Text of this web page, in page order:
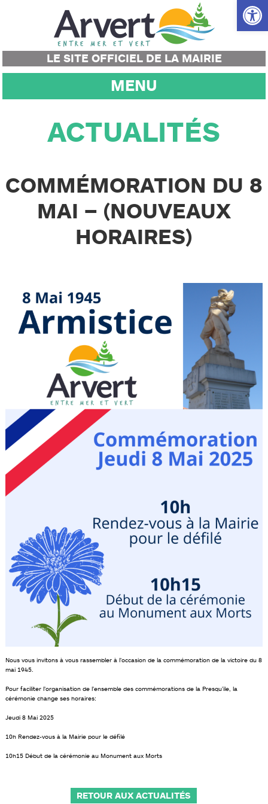
Ouvrir
LE SITE OFFICIEL DE LA MAIRIE
MENU
ACTUALITÉS
COMMÉMORATION DU 8
MAI – (NOUVEAUX
HORAIRES)
Nous vous invitons à vous rassembler à l’occasion de la commémoration de la victoire du 8
mai 1945.
Pour faciliter l’organisation de l’ensemble des commémorations de la Presqu’ile, la
cérémonie change ses horaires:
Jeudi 8 Mai 2025
10h Rendez-vous à la Mairie pour le défilé
10h15 Début de la cérémonie au Monument aux Morts
RETOUR AUX ACTUALITÉS